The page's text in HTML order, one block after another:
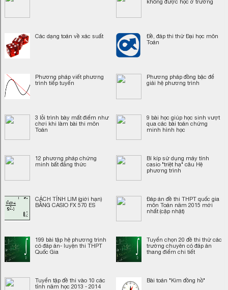
không được học ở trường
Các dạng toán về xác suất
Đề, đáp thi thử Đại học môn
Toán
Phương pháp viết phương
trình tiếp tuyến
Phương pháp đồng bậc để
giải hệ phương trình
3 lỗi trình bày mất điểm như
chơi khi làm bài thi môn
Toán
9 bài học giúp học sinh vượt
qua các bài toán chứng
minh hình học
12 phương pháp chứng
minh bất đẳng thức
Bí kíp sử dụng máy tính
casio "triệt hạ" câu Hệ
phương trình
CÁCH TÍNH LIM (giới hạn)
BẰNG CASIO FX 570 ES
Đáp án đề thi THPT quốc gia
môn Toán năm 2015 mới
nhất (cập nhật)
199 bài tập hệ phương trình
có đáp án- luyện thi THPT
Quốc Gia
Tuyển chọn 20 đề thi thử các
trường chuyên có đáp án
thang điểm chi tiết
Tuyển tập đề thi vào 10 các
tỉnh năm học 2013 - 2014
Bài toán "Kim đồng hồ"